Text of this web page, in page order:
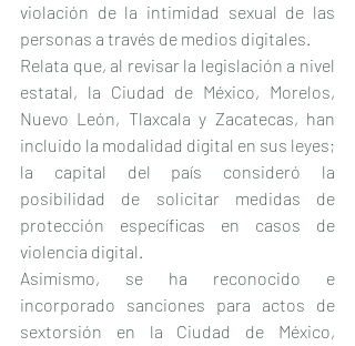
violación de la intimidad sexual de las
personas a través de medios digitales.
Relata que, al revisar la legislación a nivel
estatal, la Ciudad de México, Morelos,
Nuevo León, Tlaxcala y Zacatecas, han
incluido la modalidad digital en sus leyes;
la capital del país consideró la
posibilidad de solicitar medidas de
protección específicas en casos de
violencia digital.
Asimismo, se ha reconocido e
incorporado sanciones para actos de
sextorsión en la Ciudad de México,